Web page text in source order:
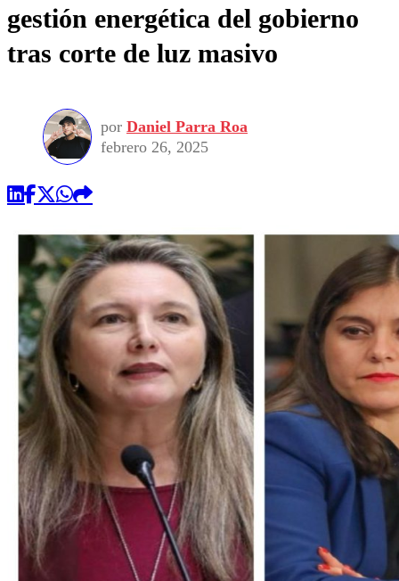
gestión energética del gobierno
tras corte de luz masivo
por Daniel Parra Roa
febrero 26, 2025